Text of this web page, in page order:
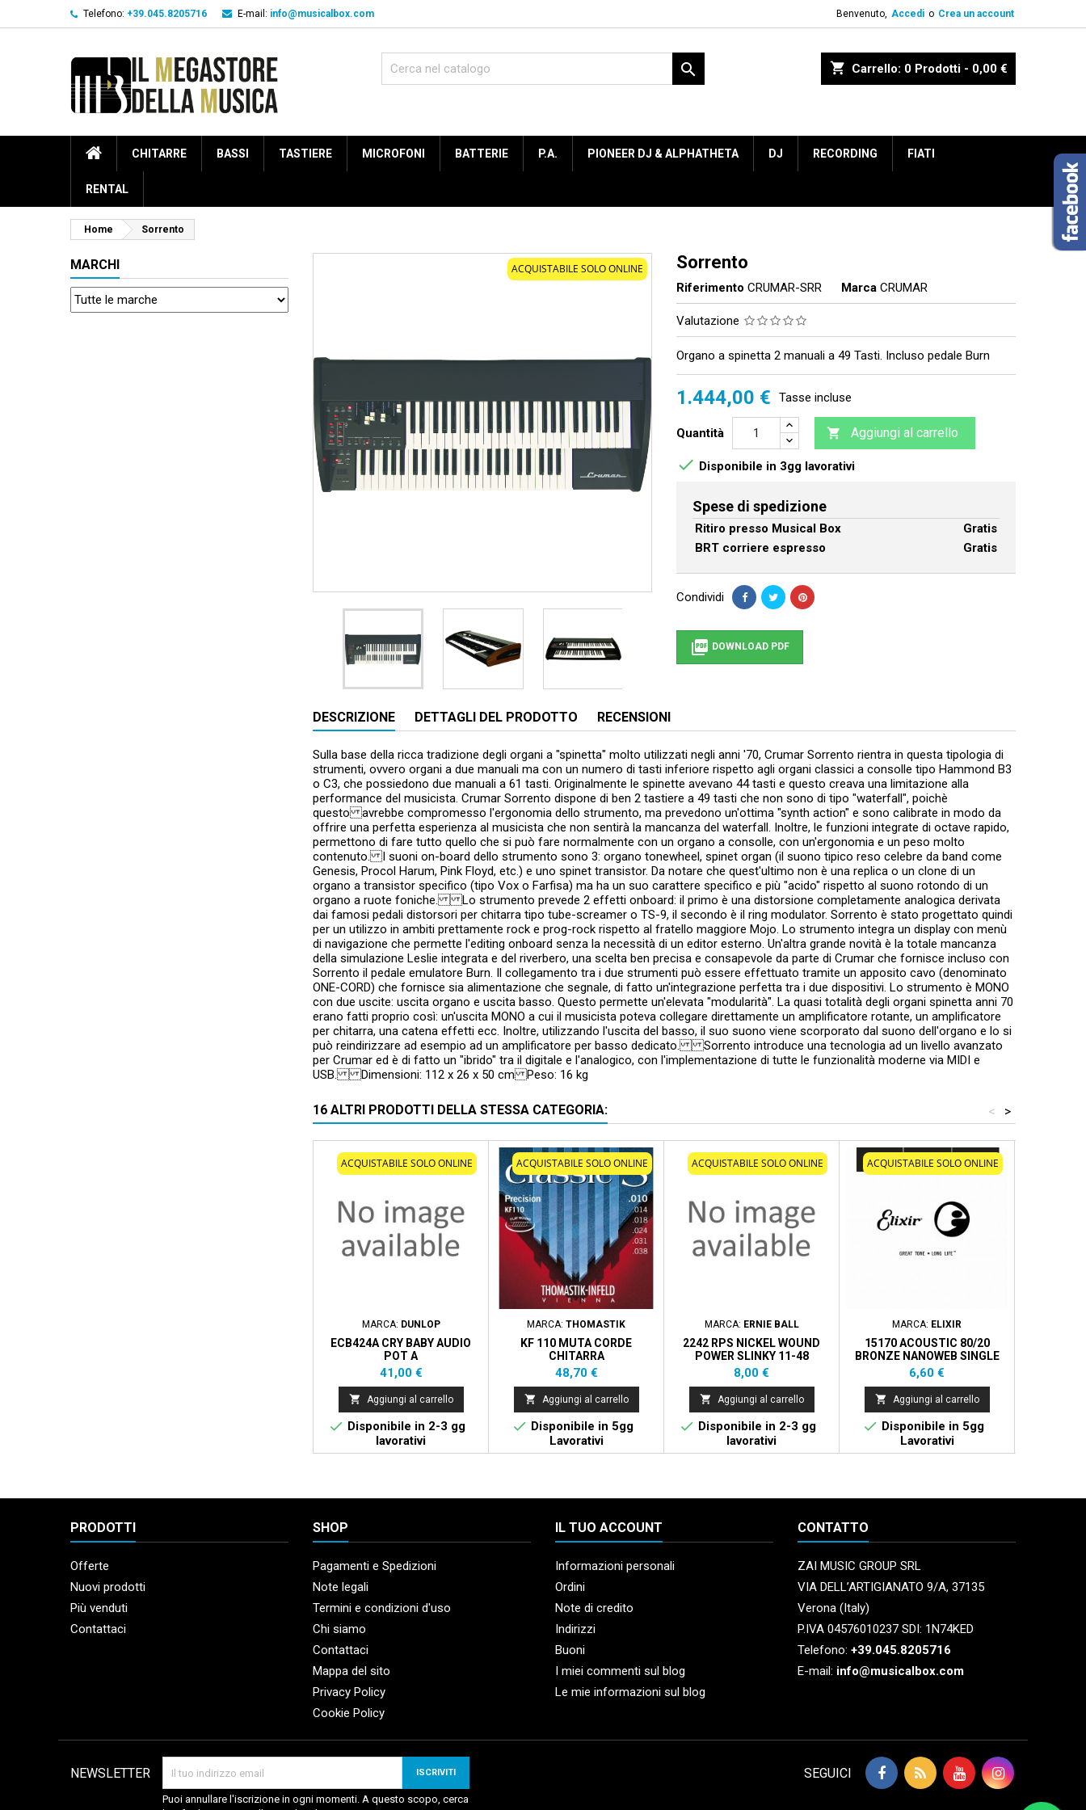
Telefono: +39.045.8205716 E-mail: info@musicalbox.com Benvenuto, Accedi o Crea un account
shopping_cart Carrello: 0 Prodotti - 0,00 €

CHITARRE BASSI TASTIERE MICROFONI BATTERIE P.A. PIONEER DJ & ALPHATHETA DJ RECORDING FIATI
RENTAL
Home Sorrento
MARCHI ACQUISTABILE SOLO ONLINE Sorrento
Riferimento CRUMAR-SRR Marca CRUMAR
Valutazione
Organo a spinetta 2 manuali a 49 Tasti. Incluso pedale Burn
1.444,00 € Tasse incluse
Quantità  Aggiungi al carrello
 Disponibile in 3gg lavorativi
Spese di spedizione
Ritiro presso Musical Box
Gratis
BRT corriere espresso
Gratis
Condividi
 DOWNLOAD PDF
DESCRIZIONE DETTAGLI DEL PRODOTTO RECENSIONI
Sulla base della ricca tradizione degli organi a "spinetta" molto utilizzati negli anni '70, Crumar Sorrento rientra in questa tipologia di
strumenti, ovvero organi a due manuali ma con un numero di tasti inferiore rispetto agli organi classici a consolle tipo Hammond B3
o C3, che possiedono due manuali a 61 tasti. Originalmente le spinette avevano 44 tasti e questo creava una limitazione alla
performance del musicista. Crumar Sorrento dispone di ben 2 tastiere a 49 tasti che non sono di tipo "waterfall", poichè
questo avrebbe compromesso l'ergonomia dello strumento, ma prevedono un'ottima "synth action" e sono calibrate in modo da
offrire una perfetta esperienza al musicista che non sentirà la mancanza del waterfall. Inoltre, le funzioni integrate di octave rapido,
permettono di fare tutto quello che si può fare normalmente con un organo a consolle, con un'ergonomia e un peso molto
contenuto. I suoni on-board dello strumento sono 3: organo tonewheel, spinet organ (il suono tipico reso celebre da band come
Genesis, Procol Harum, Pink Floyd, etc.) e uno spinet transistor. Da notare che quest'ultimo non è una replica o un clone di un
organo a transistor specifico (tipo Vox o Farfisa) ma ha un suo carattere specifico e più "acido" rispetto al suono rotondo di un
organo a ruote foniche. Lo strumento prevede 2 effetti onboard: il primo è una distorsione completamente analogica derivata
dai famosi pedali distorsori per chitarra tipo tube-screamer o TS-9, il secondo è il ring modulator. Sorrento è stato progettato quindi
per un utilizzo in ambiti prettamente rock e prog-rock rispetto al fratello maggiore Mojo. Lo strumento integra un display con menù
di navigazione che permette l'editing onboard senza la necessità di un editor esterno. Un'altra grande novità è la totale mancanza
della simulazione Leslie integrata e del riverbero, una scelta ben precisa e consapevole da parte di Crumar che fornisce incluso con
Sorrento il pedale emulatore Burn. Il collegamento tra i due strumenti può essere effettuato tramite un apposito cavo (denominato
ONE-CORD) che fornisce sia alimentazione che segnale, di fatto un'integrazione perfetta tra i due dispositivi. Lo strumento è MONO
con due uscite: uscita organo e uscita basso. Questo permette un'elevata "modularità". La quasi totalità degli organi spinetta anni 70
erano fatti proprio così: un'uscita MONO a cui il musicista poteva collegare direttamente un amplificatore rotante, un amplificatore
per chitarra, una catena effetti ecc. Inoltre, utilizzando l'uscita del basso, il suo suono viene scorporato dal suono dell'organo e lo si
può reindirizzare ad esempio ad un amplificatore per basso dedicato. Sorrento introduce una tecnologia ad un livello avanzato
per Crumar ed è di fatto un "ibrido" tra il digitale e l'analogico, con l'implementazione di tutte le funzionalità moderne via MIDI e
USB. Dimensioni: 112 x 26 x 50 cm Peso: 16 kg
16 ALTRI PRODOTTI DELLA STESSA CATEGORIA: >
<
ACQUISTABILE SOLO ONLINE
MARCA: DUNLOP
ECB424A CRY BABY AUDIO
POT A
Prezzo
41,00 €
 Aggiungi al carrello
 Disponibile in 2-3 gg
lavorativi
ACQUISTABILE SOLO ONLINE
MARCA: THOMASTIK
KF 110 MUTA CORDE
CHITARRA
Prezzo
48,70 €
 Aggiungi al carrello
 Disponibile in 5gg
Lavorativi
ACQUISTABILE SOLO ONLINE
MARCA: ERNIE BALL
2242 RPS NICKEL WOUND
POWER SLINKY 11-48
Prezzo
8,00 €
 Aggiungi al carrello
 Disponibile in 2-3 gg
lavorativi
ACQUISTABILE SOLO ONLINE
MARCA: ELIXIR
15170 ACOUSTIC 80/20
BRONZE NANOWEB SINGLE
Prezzo
6,60 €
 Aggiungi al carrello
 Disponibile in 5gg
Lavorativi
PRODOTTI
Offerte
Nuovi prodotti
Più venduti
Contattaci
SHOP
Pagamenti e Spedizioni
Note legali
Termini e condizioni d'uso
Chi siamo
Contattaci
Mappa del sito
Privacy Policy
Cookie Policy
IL TUO ACCOUNT
Informazioni personali
Ordini
Note di credito
Indirizzi
Buoni
I miei commenti sul blog
Le mie informazioni sul blog
CONTATTO
ZAI MUSIC GROUP SRL
VIA DELL’ARTIGIANATO 9/A, 37135
Verona (Italy)
P.IVA 04576010237 SDI: 1N74KED
Telefono: +39.045.8205716
E-mail: info@musicalbox.com
NEWSLETTER
Puoi annullare l'iscrizione in ogni momenti. A questo scopo, cerca
SEGUICI